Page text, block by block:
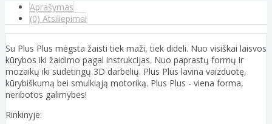
Aprašymas
(0) Atsiliepimai
Su Plus Plus mėgsta žaisti tiek maži, tiek dideli. Nuo visiškai laisvos
kūrybos iki žaidimo pagal instrukcijas. Nuo paprastų formų ir
mozaikų iki sudėtingų 3D darbelių. Plus Plus lavina vaizduotę,
kūrybiškumą bei smulkiąją motoriką. Plus Plus - viena forma,
neribotos galimybės!
Rinkinyje: